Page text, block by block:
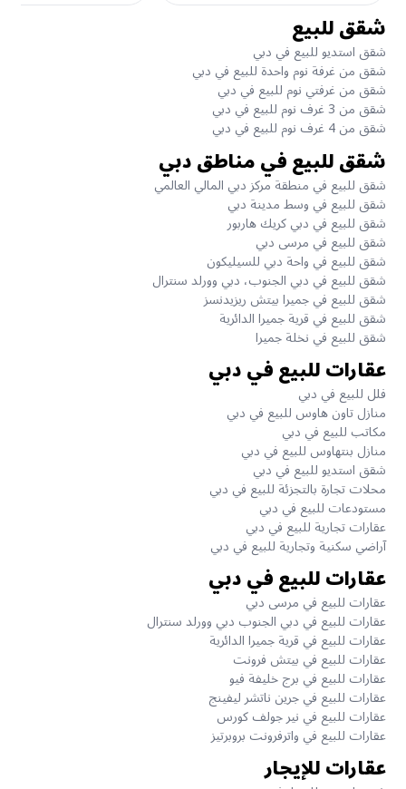
شقق للبيع
شقق استديو للبيع في دبي
شقق من غرفة نوم واحدة للبيع في دبي
شقق من غرفتي نوم للبيع في دبي
شقق من 3 غرف نوم للبيع في دبي
شقق من 4 غرف نوم للبيع في دبي
شقق للبيع في مناطق دبي
شقق للبيع في منطقة مركز دبي المالي العالمي
شقق للبيع في وسط مدينة دبي
شقق للبيع في دبي كريك هاربور
شقق للبيع في مرسى دبي
شقق للبيع في واحة دبي للسيليكون
شقق للبيع في دبي الجنوب، دبي وورلد سنترال
شقق للبيع في جميرا بيتش ريزيدنسز
شقق للبيع في قرية جميرا الدائرية
شقق للبيع في نخلة جميرا
عقارات للبيع في دبي
فلل للبيع في دبي
منازل تاون هاوس للبيع في دبي
مكاتب للبيع في دبي
منازل بنتهاوس للبيع في دبي
شقق استديو للبيع في دبي
محلات تجارة بالتجزئة للبيع في دبي
مستودعات للبيع في دبي
عقارات تجارية للبيع في دبي
آراضي سكنية وتجارية للبيع في دبي
عقارات للبيع في دبي
عقارات للبيع في مرسى دبي
عقارات للبيع في دبي الجنوب دبي وورلد سنترال
عقارات للبيع في قرية جميرا الدائرية
عقارات للبيع في بيتش فرونت
عقارات للبيع في برج خليفة فيو
عقارات للبيع في جرين ناتشر ليفينج
عقارات للبيع في نير جولف كورس
عقارات للبيع في واترفرونت بروبرتيز
عقارات للإيجار